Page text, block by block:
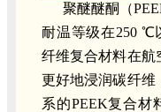
聚醚醚酮（
耐温等级在250 ℃
纤维复合材料在航
更好地浸润碳纤维
系的PEEK复合材